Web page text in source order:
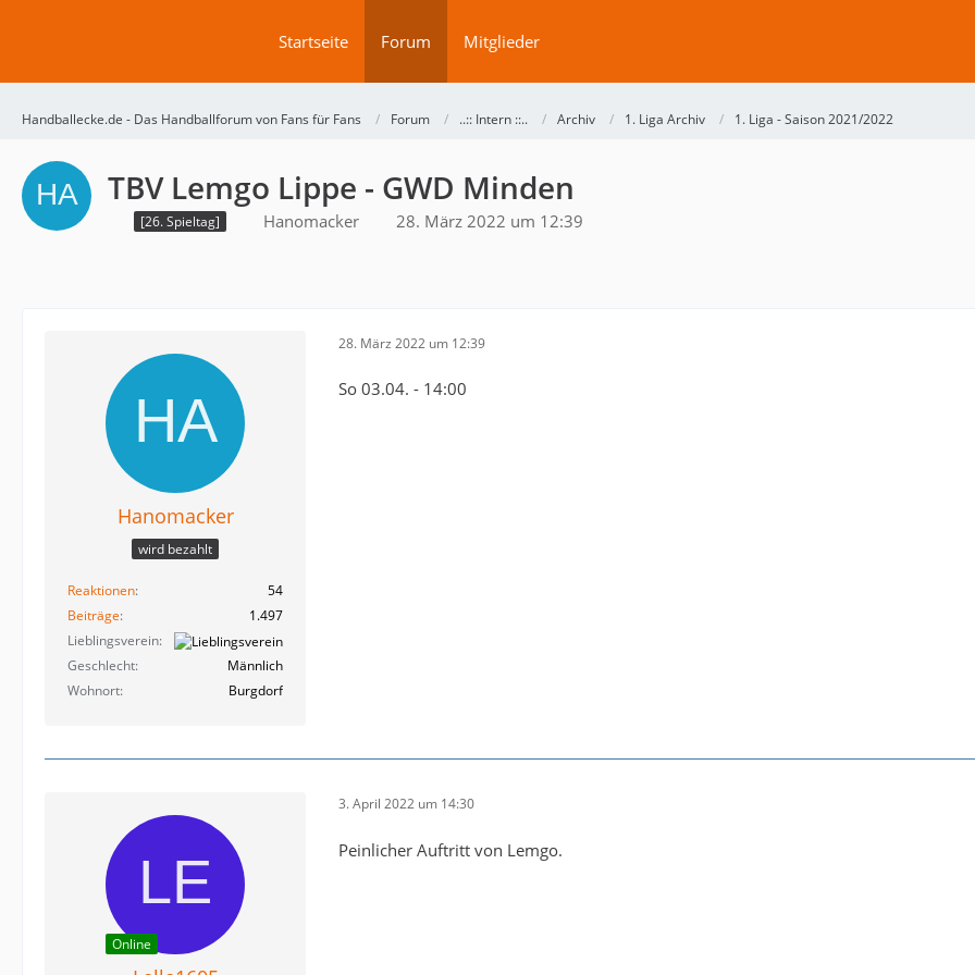
Startseite Forum Mitglieder
Handballecke.de - Das Handballforum von Fans für Fans Forum ..:: Intern ::.. Archiv 1. Liga Archiv 1. Liga - Saison 2021/2022
TBV Lemgo Lippe - GWD Minden
[26. Spieltag] Hanomacker 28. März 2022 um 12:39
Hanomacker
wird bezahlt
Reaktionen
54
Beiträge
1.497
Lieblingsverein
Geschlecht
Männlich
Wohnort
Burgdorf
28. März 2022 um 12:39
So 03.04. - 14:00
Online
3. April 2022 um 14:30
Peinlicher Auftritt von Lemgo.